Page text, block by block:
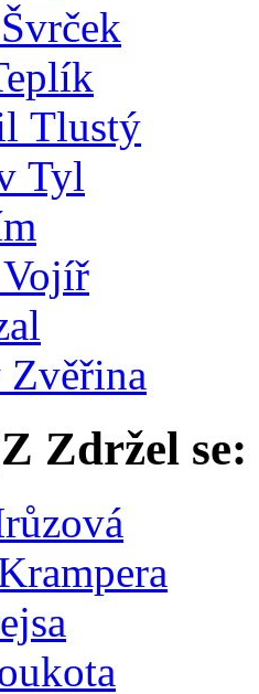
Tlustý
Tyl
Zvěřina
Z Zdržel se: